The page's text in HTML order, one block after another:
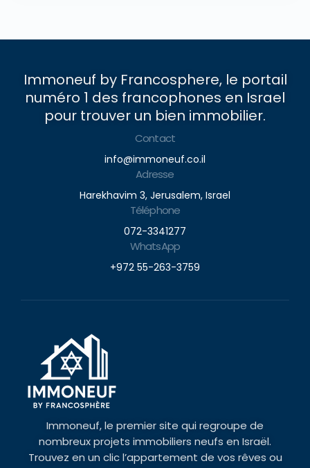
Immoneuf by Francosphere, le portail
numéro 1 des francophones en Israel
pour trouver un bien immobilier.
Contact
info@immoneuf.co.il
Adresse
Harekhavim 3, Jerusalem, Israel
Téléphone
072-3341277
WhatsApp
+972 55-263-3759
Immoneuf, le premier site qui regroupe de
nombreux projets immobiliers neufs en Israël.
Trouvez en un clic l’appartement de vos rêves ou